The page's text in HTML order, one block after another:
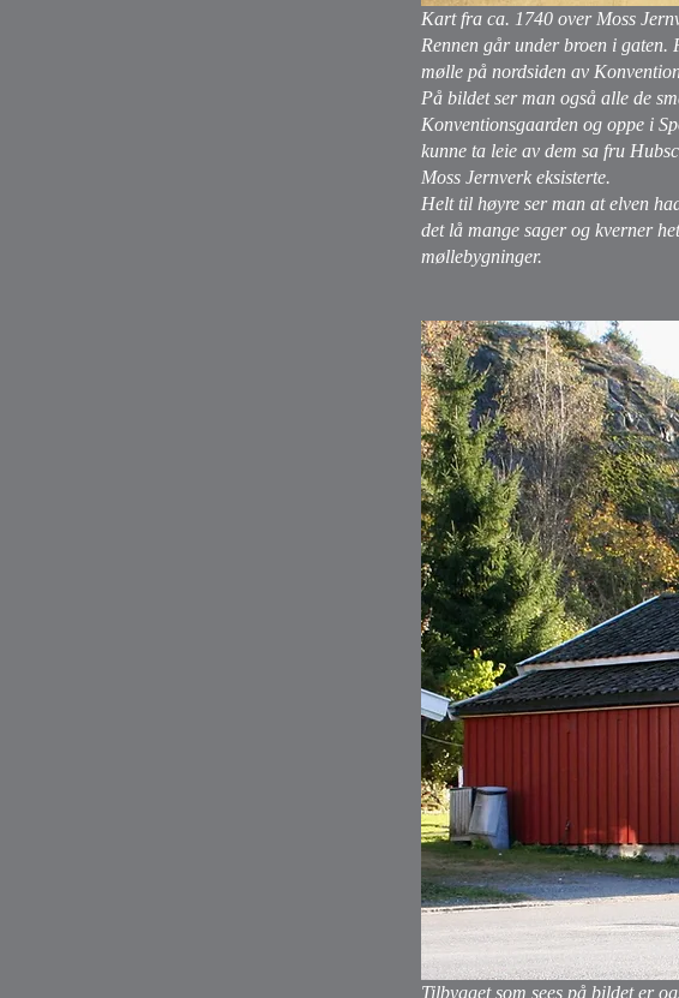
Kart fra ca. 1740 over Moss
Rennen går under broen i gaten.
mølle på nordsiden av
På bildet ser man også alle de
Konventionsgaarden og oppe i
kunne ta leie av dem sa fru
Moss Jernverk eksisterte.
Helt til høyre ser man at elven
det lå mange sager og kverner
møllebygninger.
Tilbygget som sees på bildet er